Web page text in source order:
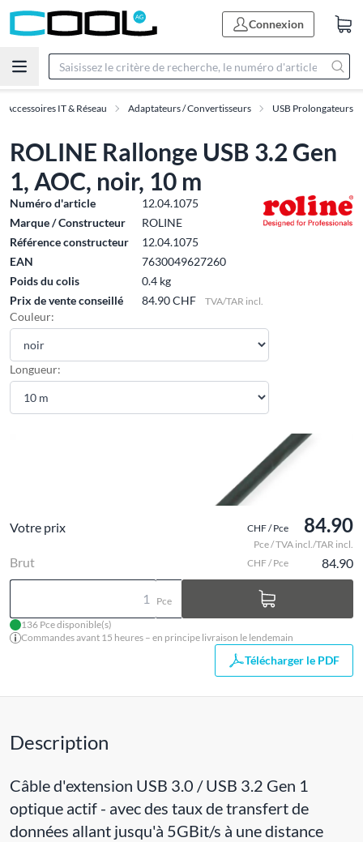
Connexion
Accessoires IT & Réseau Adaptateurs / Convertisseurs USB Prolongateurs
ROLINE Rallonge USB 3.2 Gen
1, AOC, noir, 10 m
Numéro d'article
12.04.1075
Marque / Constructeur
ROLINE
Référence constructeur
12.04.1075
EAN
7630049627260
Poids du colis
0.4 kg
Prix de vente conseillé
84.90 CHF TVA/TAR incl.
Couleur:
Longueur:
Votre prix CHF / Pce 84.90
Pce / TVA incl./TAR incl.
Brut CHF / Pce 84.90
Pce
136 Pce disponible(s)
Commandes avant 15 heures – en principe livraison le lendemain
Télécharger le PDF
Description
Câble d'extension USB 3.0 / USB 3.2 Gen 1
optique actif - avec des taux de transfert de
données allant jusqu'à 5GBit/s à une distance